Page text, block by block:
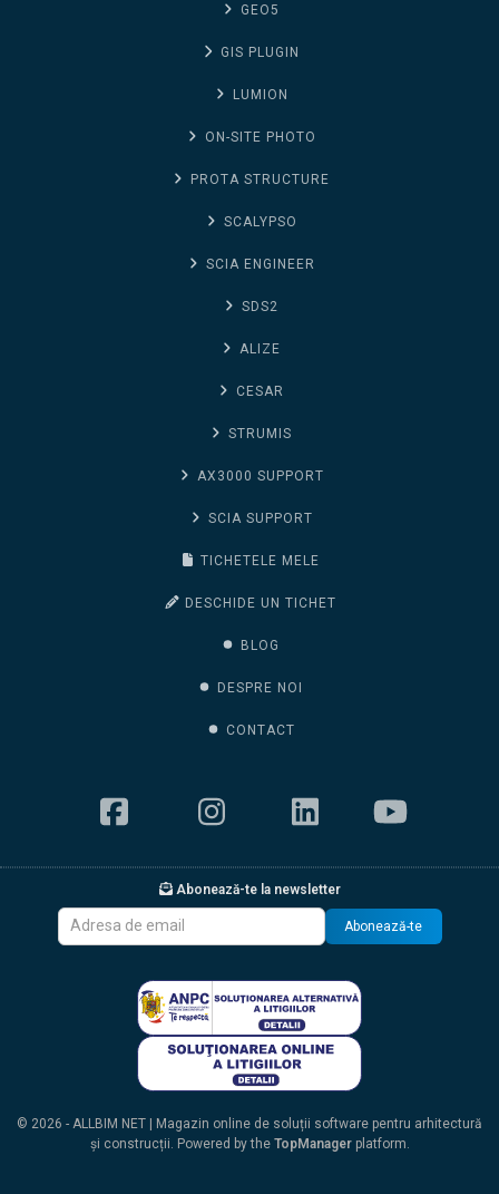
GEO5
GIS PLUGIN
LUMION
ON-SITE PHOTO
PROTA STRUCTURE
SCALYPSO
SCIA ENGINEER
SDS2
ALIZE
CESAR
STRUMIS
AX3000 SUPPORT
SCIA SUPPORT
TICHETELE MELE
DESCHIDE UN TICHET
BLOG
DESPRE NOI
CONTACT
Abonează-te la newsletter
Abonează-te
© 2026 - ALLBIM NET | Magazin online de soluții software pentru arhitectură
și construcții. Powered by the TopManagerplatform.